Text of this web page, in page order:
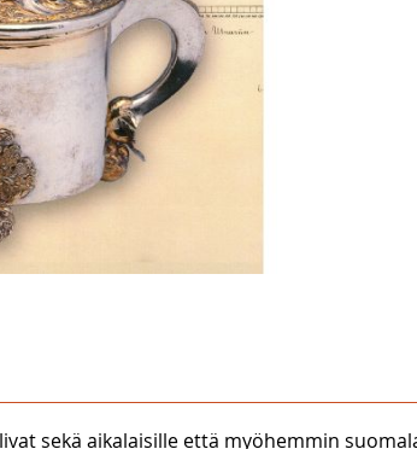
sekä aikalaisille että myöhemmin